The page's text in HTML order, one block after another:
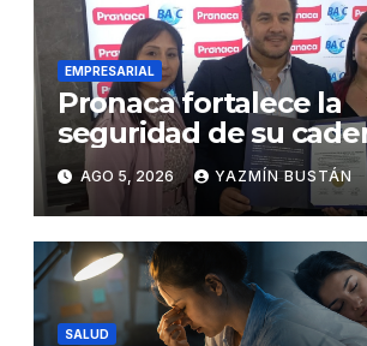
EMPRESARIAL
Pronaca fortalece la
seguridad de su
suministro con
BASC en dos plantas
AGO 5, 2026 YAZMÍN BUSTÁN
SALUD